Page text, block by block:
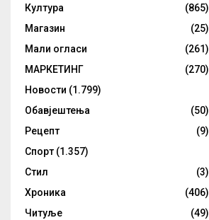
Култура
(865)
Магазин
(25)
Мали огласи
(261)
МАРКЕТИНГ
(270)
Новости (1.799)
Обавјештења
(50)
Рецепт
(9)
Спорт (1.357)
Стил
(3)
Хроника
(406)
Читуље
(49)